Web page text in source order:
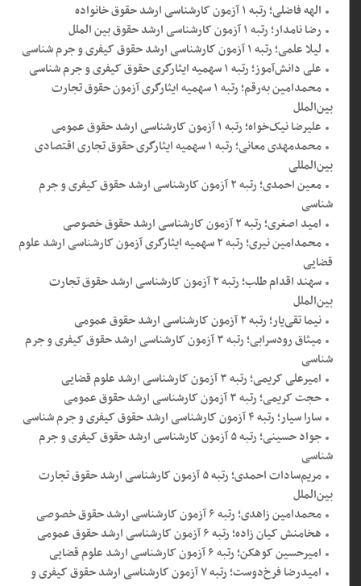
الهه فاضلی؛ رتبه ۱ آزمون کارشناسی ارشد حقوق خانواده
رضا نامدار؛ رتبه ۱ آزمون کارشناسی ارشد حقوق بین الملل
لیلا علمی؛ رتبه ۱ آزمون کارشناسی ارشد حقوق کیفری و جرم شناسی
علی دانش‌آموز؛ رتبه ۱ سهمیه ایثارگری حقوق کیفری و جرم شناسی
محمدامین به‌رقم؛ رتبه ۱ سهمیه ایثارگری آزمون حقوق تجارت
بین‌الملل
علیرضا نیک‌خواه؛ رتبه ۱ آزمون کارشناسی ارشد حقوق عمومی
محمدمهدی معانی؛ رتبه ۱ سهمیه ایثارگری حقوق تجاری اقتصادی
بین‌المللی
معین احمدی؛ رتبه ۲ آزمون کارشناسی ارشد حقوق کیفری و جرم
شناسی
امید اصغری؛ رتبه ۲ آزمون کارشناسی ارشد حقوق خصوصی
محمدامین نیری؛ رتبه ۲ سهمیه ایثارگری آزمون کارشناسی ارشد علوم
قضایی
سهند اقدام طلب؛ رتبه ۲ آزمون کارشناسی ارشد حقوق تجارت
بین‌الملل
نیما تقی‌یار؛ رتبه ۲ آزمون کارشناسی ارشد حقوق عمومی
میثاق رودسرابی؛ رتبه ۳ آزمون کارشناسی ارشد حقوق کیفری و جرم
شناسی
امیرعلی کریمی؛ رتبه ۳ آزمون کارشناسی ارشد علوم قضایی
حجت کریمی؛ رتبه ۳ آزمون کارشناسی ارشد حقوق عمومی
سارا سیار؛ رتبه ۴ آزمون کارشناسی ارشد حقوق کیفری و جرم شناسی
جواد حسینی؛ رتبه ۵ آزمون کارشناسی ارشد حقوق کیفری و جرم
شناسی
مریم‌‌سادات احمدی؛ رتبه ۵ آزمون کارشناسی ارشد حقوق تجارت
بین‌الملل
محمدامین زاهدی؛ رتبه ۶ آزمون کارشناسی ارشد حقوق خصوصی
هخامنش کیان زاده؛ رتبه ۶ آزمون کارشناسی ارشد حقوق عمومی
امیرحسین کوهکن؛ رتبه ۶ آزمون کارشناسی ارشد علوم قضایی
امیدرضا فرخ‌دوست؛ رتبه ۷ آزمون کارشناسی ارشد حقوق کیفری و